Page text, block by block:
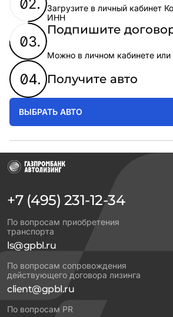
Загрузите в личный кабинет
ИНН
Подпишите
Можно в личном кабинете
Получите авто
ВЫБРАТЬ АВТО
+7 (495) 231-12-34
По вопросам приобретения
транспорта
ls@gpbl.ru
По вопросам сопровождения
действующего договора лизинга
client@gpbl.ru
По вопросам PR